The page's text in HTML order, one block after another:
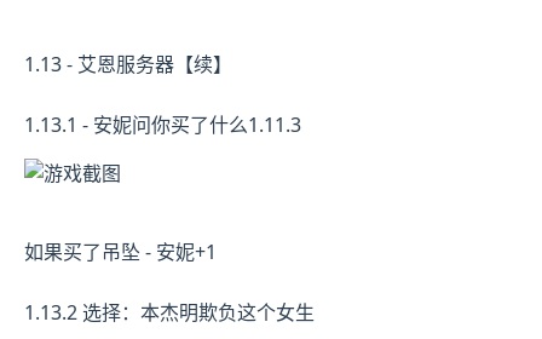
1.13 - 艾恩服务器【续】
1.13.1 - 安妮问你买了什么1.11.3
如果买了吊坠 - 安妮+1
1.13.2 选择：本杰明欺负这个女生